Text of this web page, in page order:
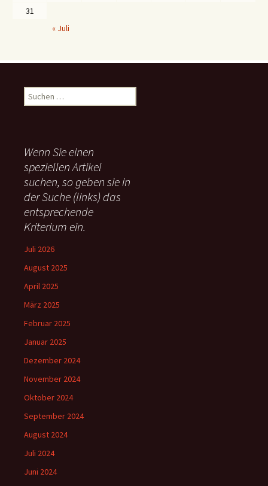
31
« Juli
u
n
n
a
c
:
Wenn Sie einen
speziellen Artikel
suchen, so geben sie in
der Suche (links) das
entsprechende
Kriterium ein.
Juli 2026
August 2025
April 2025
März 2025
Februar 2025
Januar 2025
Dezember 2024
November 2024
Oktober 2024
September 2024
August 2024
Juli 2024
Juni 2024